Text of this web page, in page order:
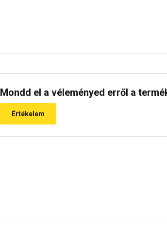
Mondd el a véleményed erről a
Értékelem